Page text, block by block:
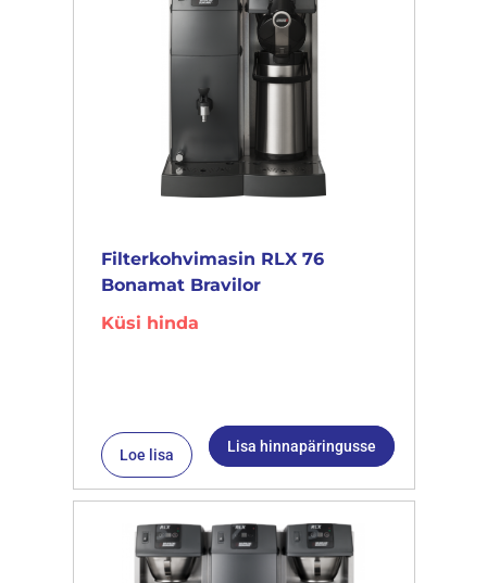
Filterkohvimasin RLX 76
Bonamat Bravilor
Küsi hinda
Loe lisa Lisa hinnapäringusse